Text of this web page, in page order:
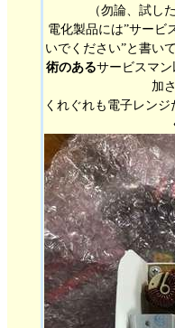
（勿論、試し
電化製品には”サービ
いでください”と書い
術のあるサービスマン
加
くれぐれも電子レン